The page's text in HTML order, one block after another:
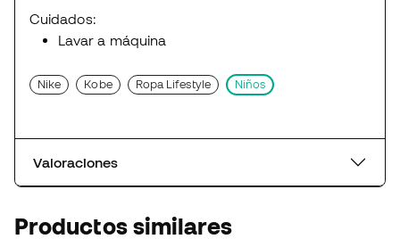
Cuidados:
Lavar a máquina
Nike Kobe Ropa Lifestyle Niños
Valoraciones
Productos similares